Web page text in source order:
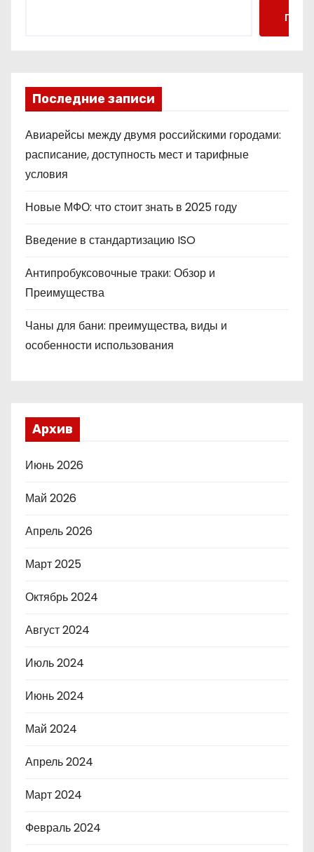
Поиск
Последние записи
Авиарейсы между двумя российскими городами:
расписание, доступность мест и тарифные
условия
Новые МФО: что стоит знать в 2025 году
Введение в стандартизацию ISO
Антипробуксовочные траки: Обзор и
Преимущества
Чаны для бани: преимущества, виды и
особенности использования
Архив
Июнь 2026
Май 2026
Апрель 2026
Март 2025
Октябрь 2024
Август 2024
Июль 2024
Июнь 2024
Май 2024
Апрель 2024
Март 2024
Февраль 2024